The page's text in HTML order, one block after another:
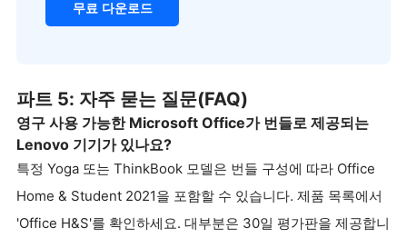
무료 다운로드
파트 5: 자주 묻는 질문(FAQ)
영구 사용 가능한 Microsoft Office가 번들로 제공되는
Lenovo 기기가 있나요?
특정 Yoga 또는 ThinkBook 모델은 번들 구성에 따라 Office
Home & Student 2021을 포함할 수 있습니다. 제품 목록에서
'Office H&S'를 확인하세요. 대부분은 30일 평가판을 제공합니